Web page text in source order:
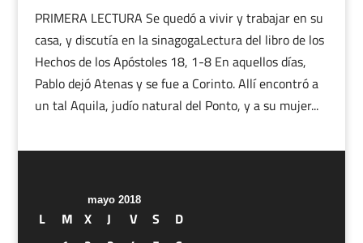
PRIMERA LECTURA Se quedó a vivir y trabajar en su
casa, y discutía en la sinagogaLectura del libro de los
Hechos de los Apóstoles 18, 1-8 En aquellos días,
Pablo dejó Atenas y se fue a Corinto. Allí encontró a
un tal Aquila, judío natural del Ponto, y a su mujer...
mayo 2018
L M X J V S
D